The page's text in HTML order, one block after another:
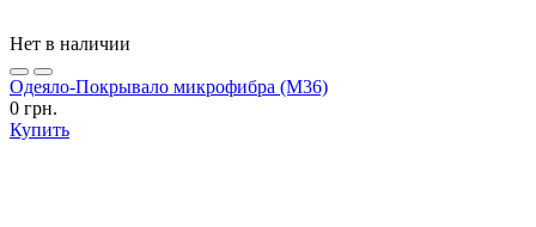
Нет в наличии
Одеяло-Покрывало микрофибра (М36)
0 грн.
Купить